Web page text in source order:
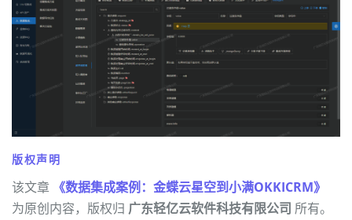
版权声明
该文章 《数据集成案例：金蝶云星空到小满OKKICRM》
为原创内容，版权归 广东轻亿云软件科技有限公司 所有。